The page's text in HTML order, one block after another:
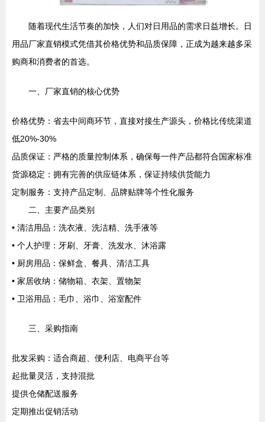
随着现代生活节奏的加快，人们对日用品的需求日益增长。日
用品厂家直销模式凭借其价格优势和品质保障，正成为越来越多采
购商和消费者的首选。
一、厂家直销的核心优势
价格优势：省去中间商环节，直接对接生产源头，价格比传统渠道
低20%-30%
品质保证：严格的质量控制体系，确保每一件产品都符合国家标准
货源稳定：拥有完善的供应链体系，保证持续供货能力
定制服务：支持产品定制、品牌贴牌等个性化服务
二、主要产品类别
• 清洁用品：洗衣液、洗洁精、洗手液等
• 个人护理：牙刷、牙膏、洗发水、沐浴露
• 厨房用品：保鲜盒、餐具、清洁工具
• 家居收纳：储物箱、衣架、置物架
• 卫浴用品：毛巾、浴巾、浴室配件
三、采购指南
批发采购：适合商超、便利店、电商平台等
起批量灵活，支持混批
提供仓储配送服务
定期推出促销活动